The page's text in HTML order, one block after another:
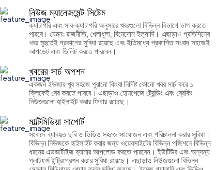
নিউজ ম্যানেজমেন্ট সিষ্টেম
ক্যাটাগরি এবং সাব-ক্যাটাগরি অনুসারে খবরগুলো বিভিন্ন বিভাগে ভাগ করতে
পারবে। যেমনঃ রাজনীতি, খেলাধুলা, বিনেদোন ইত্যাদি। এছাড়াও প্রতিদিনের
খবর মুহুর্তেই প্রকাশের সুবিধা রয়েছে এবং ইতিমধ্যে প্রকাশিত সংবাদ সহজেই
আপডেট এবং ডিলিট করতে পারবেন।
খবরের সার্চ অপশন
একজন ইউজার খুব সহজে পুরানো কিংবা নির্দিষ্ট কোনো খবর সার্চ করে ১
ক্লিকেই বের করতে পারবে। এছাড়াও হোমপেজে ট্রেন্ডিং এবং ব্রেকিং
নিউজগুলো হাইলাইট করার ফিচার রয়েছে।
মাল্টিমিডিয়া সাপোর্ট
সংবাদে ব্যাবহৃত ছবি ও ভিডিও সহজে সংযোজন এবং পরিচালনা করার সুবিধা।
বিভিন্ন নিউজকে হাইলাইট করার জন্য ওয়েবসাইটের বিভিন্ন পজিশনে বিভিন্ন
ধরনের এডভার্টাইজ ব্যানার আপলোড করতে পারবেন। ইউটিউব এবং অন্যন্য
প্লাটফর্ম ইন্ট্রিগ্রেশন করার সুবিধা রয়েছে। এছাড়াও নিউজগুলো বিভিন্ন